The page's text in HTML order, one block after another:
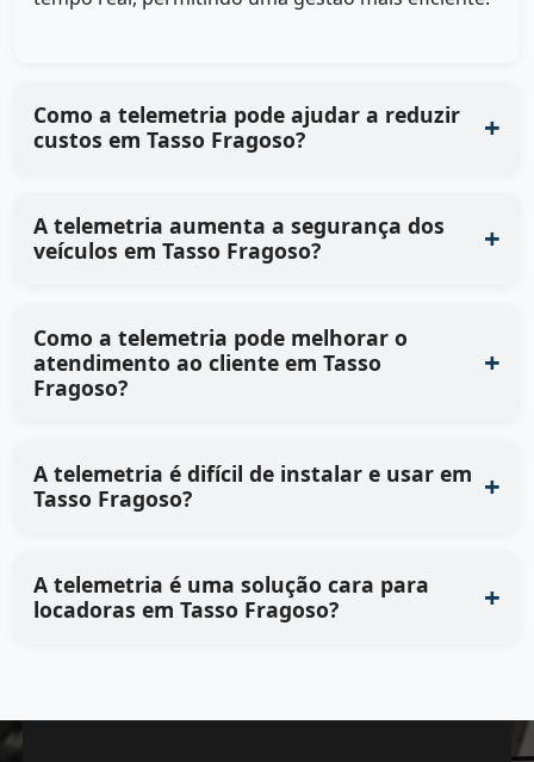
Como a telemetria pode ajudar a reduzir
custos em Tasso Fragoso?
A telemetria aumenta a segurança dos
veículos em Tasso Fragoso?
Como a telemetria pode melhorar o
atendimento ao cliente em Tasso
Fragoso?
A telemetria é difícil de instalar e usar em
Tasso Fragoso?
A telemetria é uma solução cara para
locadoras em Tasso Fragoso?